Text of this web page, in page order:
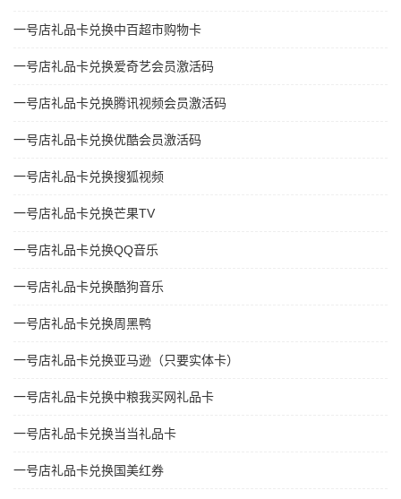
一号店礼品卡兑换中百超市购物卡
一号店礼品卡兑换爱奇艺会员激活码
一号店礼品卡兑换腾讯视频会员激活码
一号店礼品卡兑换优酷会员激活码
一号店礼品卡兑换搜狐视频
一号店礼品卡兑换芒果TV
一号店礼品卡兑换QQ音乐
一号店礼品卡兑换酷狗音乐
一号店礼品卡兑换周黑鸭
一号店礼品卡兑换亚马逊（只要实体卡）
一号店礼品卡兑换中粮我买网礼品卡
一号店礼品卡兑换当当礼品卡
一号店礼品卡兑换国美红券